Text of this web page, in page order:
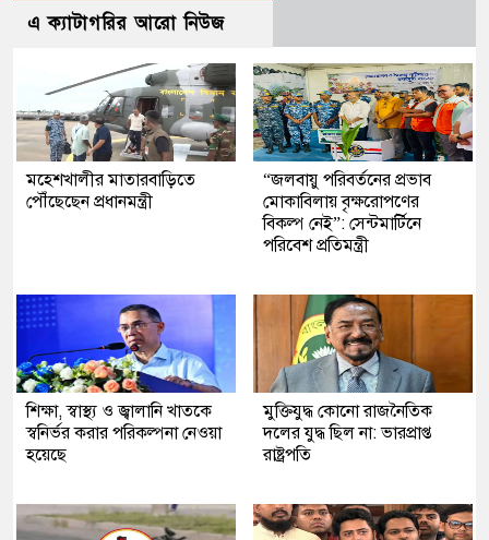
এ ক্যাটাগরির আরো নিউজ
মহেশখালীর মাতারবাড়িতে
পৌঁছেছেন প্রধানমন্ত্রী
“জলবায়ু পরিবর্তনের প্রভাব
মোকাবিলায় বৃক্ষরোপণের
বিকল্প নেই”: সেন্টমার্টিনে
পরিবেশ প্রতিমন্ত্রী
শিক্ষা, স্বাস্থ্য ও জ্বালানি খাতকে
স্বনির্ভর করার পরিকল্পনা নেওয়া
হয়েছে
মুক্তিযুদ্ধ কোনো রাজনৈতিক
দলের যুদ্ধ ছিল না: ভারপ্রাপ্ত
রাষ্ট্রপতি